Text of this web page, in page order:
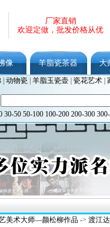
厂家直销
欢迎定做，批发价格从优
像 羊脂瓷茶器 大
| 动物瓷| 羊脂玉瓷壶| 瓷花艺术|
30-50 50-100 100-200 200-300
美术大师—颜松柳作品 -> 渡江